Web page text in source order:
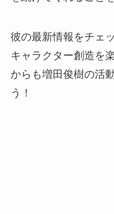
彼の最新情報をチェ
キャラクター創造を
からも増田俊樹の活
う！